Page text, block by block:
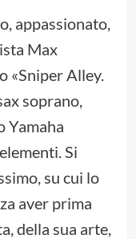
appassionato,
Max
«Sniper Alley.
soprano,
Yamaha
Si
su cui lo
aver prima
della sua arte,